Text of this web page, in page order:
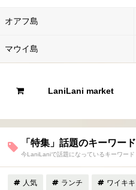
オアフ島
マウイ島
LaniLani market
「特集」話題のキーワード
今LaniLaniで話題になっているキーワード
人気 ランチ ワイキキ